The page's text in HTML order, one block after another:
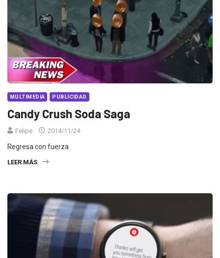
MULTIMEDIA PUBLICIDAD
Candy Crush Soda Saga
Felipe 2014/11/24
Regresa con fuerza
LEER MÁS